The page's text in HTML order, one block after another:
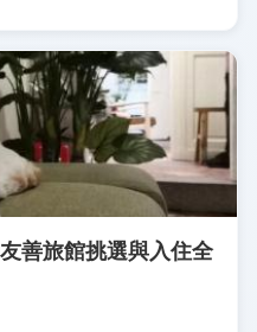
善旅館挑選與入住全